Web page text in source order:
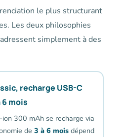
le plus structurant
Les deux philosophies
simplement à des
recharge USB-C
6 mois
300 mAh se recharge via
de 3 à 6 moisdépend